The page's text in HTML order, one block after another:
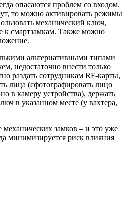
опасаются проблем со входом.
то можно активировать режимы
механический ключ,
к смартзамкам. Также можно
альтернативными типами
недостаточно внести только
раздать сотрудникам RF-карты,
лица (сфотографировать лицо
в камеру устройства), держать
в указанном месте (у вахтера,
замков – и это уже
минимизируется риск влияния